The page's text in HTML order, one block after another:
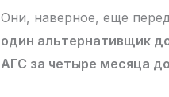
Они, наверное, еще
один альтернативщик
АГС за четыре месяца